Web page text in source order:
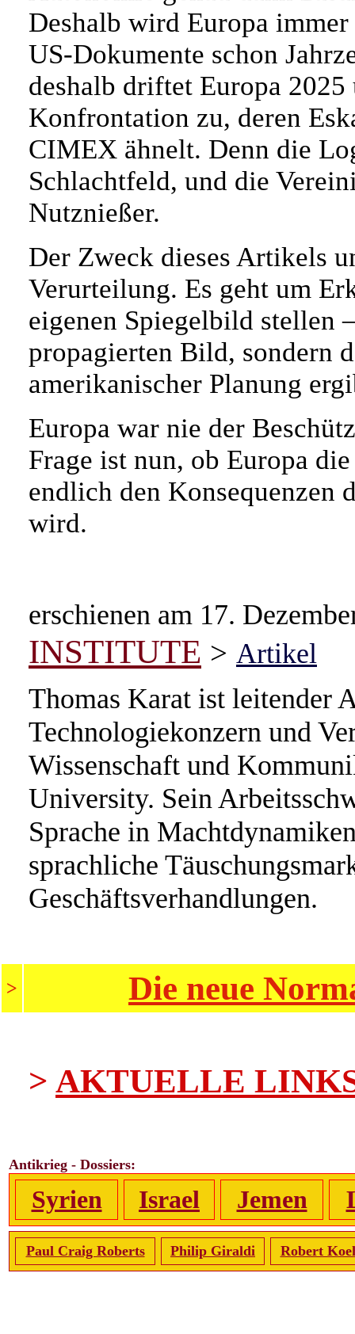
Deshalb wird Europa
US-Dokumente schon
deshalb driftet Europa
Konfrontation zu, deren
CIMEX ähnelt. Denn die
Schlachtfeld, und die
Nutznießer.
Der Zweck dieses Artikels
Verurteilung. Es geht um
eigenen Spiegelbild stellen
propagierten Bild, sondern
amerikanischer Planung
Europa war nie der
Frage ist nun, ob Europa
endlich den Konsequenzen
wird.
erschienen am 17.
INSTITUTE > Artikel
Thomas Karat ist leitender
Technologiekonzern und
Wissenschaft und
University. Sein
Sprache in
sprachliche
Geschäftsverhandlungen.
> Die neue
> AKTUELLE
Antikrieg - Dossiers:
Syrien Israel Jemen
Paul Craig Roberts Philip Giraldi Robert